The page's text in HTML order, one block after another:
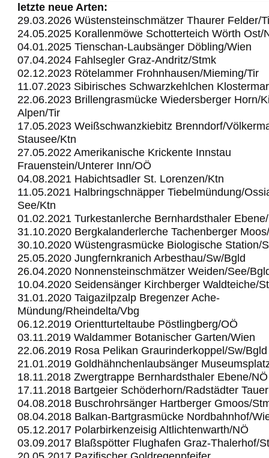
letzte neue Arten:
29.03.2026 Wüstensteinschmätzer Thaurer Felder/
24.05.2025 Korallenmöwe Schotterteich Wörth Ost/
04.01.2025 Tienschan-Laubsänger Döbling/Wien
07.04.2024 Fahlsegler Graz-Andritz/Stmk
02.12.2023 Rötelammer Frohnhausen/Mieming/Tir
11.07.2023 Sibirisches Schwarzkehlchen
22.06.2023 Brillengrasmücke Wiedersberger Horn/
Alpen/Tir
17.05.2023 Weißschwanzkiebitz Brenndorf/
Stausee/Ktn
27.05.2022 Amerikanische Krickente Innstau
Frauenstein/Unterer Inn/OÖ
04.08.2021 Habichtsadler St. Lorenzen/Ktn
11.05.2021 Halbringschnäpper Tiebelmündung/
See/Ktn
01.02.2021 Turkestanlerche Bernhardsthaler
31.10.2020 Bergkalanderlerche Tachenberger
30.10.2020 Wüstengrasmücke Biologische Station/
25.05.2020 Jungfernkranich Arbesthau/Sw/Bgld
26.04.2020 Nonnensteinschmätzer Weiden/See/
10.04.2020 Seidensänger Kirchberger Waldteiche/
31.01.2020 Taigazilpzalp Bregenzer Ache-
Mündung/Rheindelta/Vbg
06.12.2019 Orientturteltaube Pöstlingberg/OÖ
03.11.2019 Waldammer Botanischer Garten/Wien
22.06.2019 Rosa Pelikan Graurinderkoppel/Sw/Bgld
21.01.2019 Goldhähnchenlaubsänger
18.11.2018 Zwergtrappe Bernhardsthaler Ebene/NÖ
17.11.2018 Bartgeier Schöderhorn/Radstädter
04.08.2018 Buschrohrsänger Hartberger Gmoos/
08.04.2018 Balkan-Bartgrasmücke Nordbahnhof/
05.12.2017 Polarbirkenzeisig Altlichtenwarth/NÖ
03.09.2017 Blaßspötter Flughafen Graz-Thalerhof/